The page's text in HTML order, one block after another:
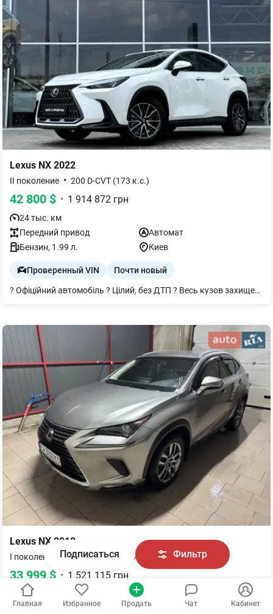
Подписаться Фильтр
Lexus NX 2022
II поколение • 200 D-CVT (173 к.с.)
42 800 $ • 1 914 872 грн
24 тыс. км
Передний привод
Автомат
Бензин, 1.99 л. Киев
Проверенный VIN Почти новый
? Офіційний автомобіль ? Цілий, без ДТП ? Весь кузов захищений бронеплівкою ? Свіже ТО › Full Led головна оптика › Легкосплавні диски R18 › Електричне відкриття і закриття кришки багажника › Двохзонний клімат контроль › Шкіряне мультикермо з підігрівом › Безключовий доступ та запуск двигуна з кнопки › Аудиосистема: Lexus Premium › Передній/задній паркувальний радар › Камера заднього огляду › Підігрів передніх сидінь › Електро підігрів та привід бокових дзеркал › Датчики тиску в шинах › Безключовий доступ та запуск двигуна. › Система контролю уваги водія (Driver Monitoring-Alert) › Адаптивний круїз-контроль › Система запобігання зіткненням / Передаварійна система (PCS) › Асистент утримання смуги руху (Lane Assist, LFA) › Асистент екстреного маневрування (FCA-ESA)
Lexus NX 2018
I поколение (FL) • 200 AT (150 к.с.) AWD
33 999 $ • 1 521 115 грн
36 тыс. км
Полный
привод Вариатор
Главная Избранное Продать Чат Кабинет